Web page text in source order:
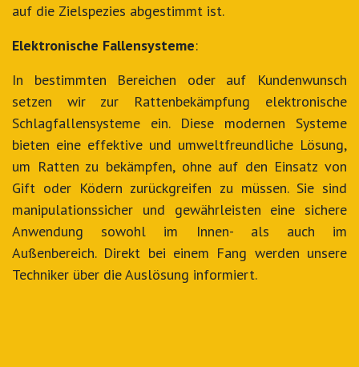
auf die Zielspezies abgestimmt ist.
Elektronische Fallensysteme:
In bestimmten Bereichen oder auf Kundenwunsch
setzen wir zur Rattenbekämpfung elektronische
Schlagfallensysteme ein. Diese modernen Systeme
bieten eine effektive und umweltfreundliche Lösung,
um Ratten zu bekämpfen, ohne auf den Einsatz von
Gift oder Ködern zurückgreifen zu müssen. Sie sind
manipulationssicher und gewährleisten eine sichere
Anwendung sowohl im Innen- als auch im
Außenbereich. Direkt bei einem Fang werden unsere
Techniker über die Auslösung informiert.